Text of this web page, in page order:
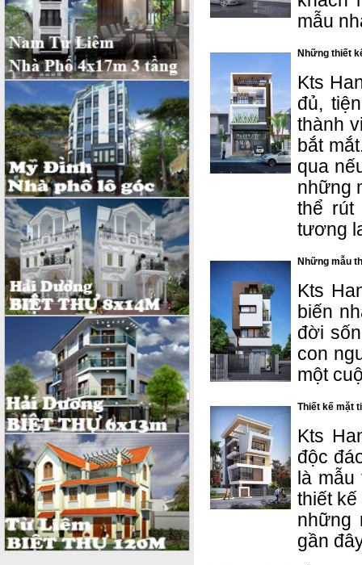
mẫu
Những thiết
Kts
đủ,
thành
bắt
qua
những
thể rút
tương
Những mẫu
Kts
biến
đời
con
một
Thiết kế mặt
Kts
độc
là
thiết
những
gần